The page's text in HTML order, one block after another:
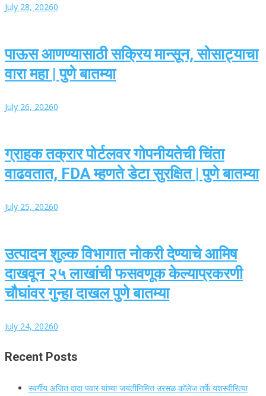
July 28, 20260
पाऊस आणण्यासाठी सक्रिय मान्सून, सोसाट्याचा
वारा महा | पुणे बातम्या
July 26, 20260
ग्राहक तक्रार पोर्टलवर गोपनीयतेची चिंता
वाढवतात, FDA म्हणते डेटा सुरक्षित | पुणे बातम्या
July 25, 20260
उत्पादन शुल्क विभागात नोकरी देण्याचे आमिष
दाखवून २५ लाखांची फसवणूक केल्याप्रकरणी
चौघांवर गुन्हा दाखल पुणे बातम्या
July 24, 20260
Recent Posts
स्वर्गीय अजित दादा पवार यांच्या जयंतीनिमित्त उरसळ कॉलेज तर्फे यशस्वीरित्या